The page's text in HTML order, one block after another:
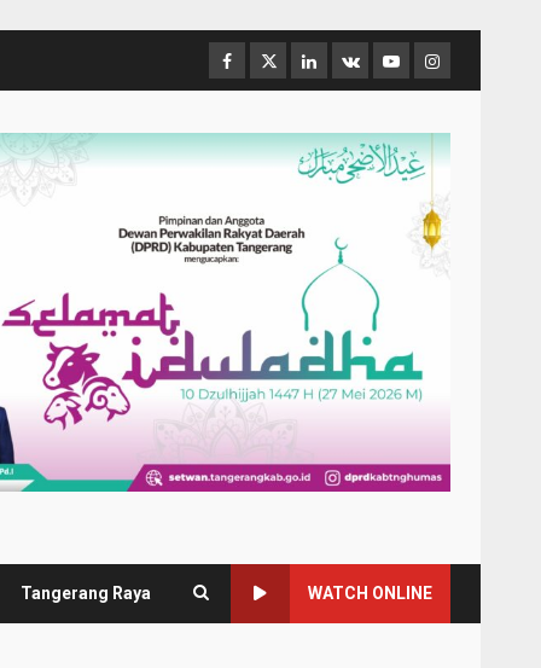
Facebook
TwitterLinkedin
VK YoutubeInstagram
Tangerang Raya WATCH ONLINE